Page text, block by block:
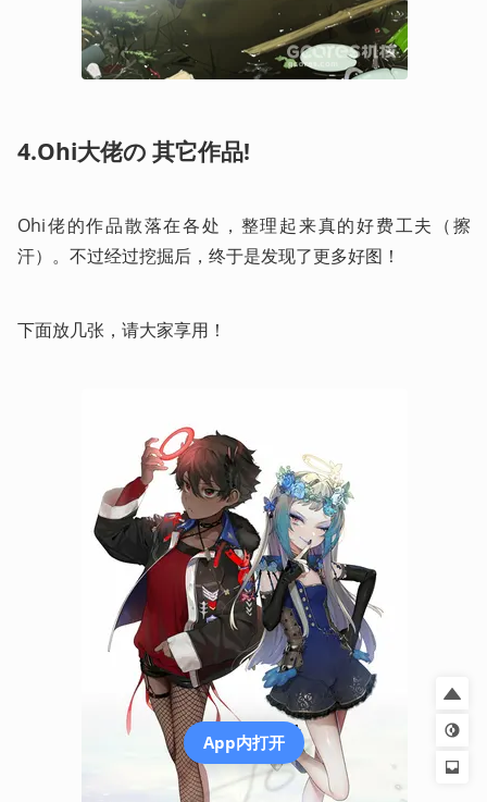
4.Ohi大佬の 其它作品!
Ohi佬的作品散落在各处，整理起来真的好费工夫（擦
汗）。不过经过挖掘后，终于是发现了更多好图！
下面放几张，请大家享用！
App内打开